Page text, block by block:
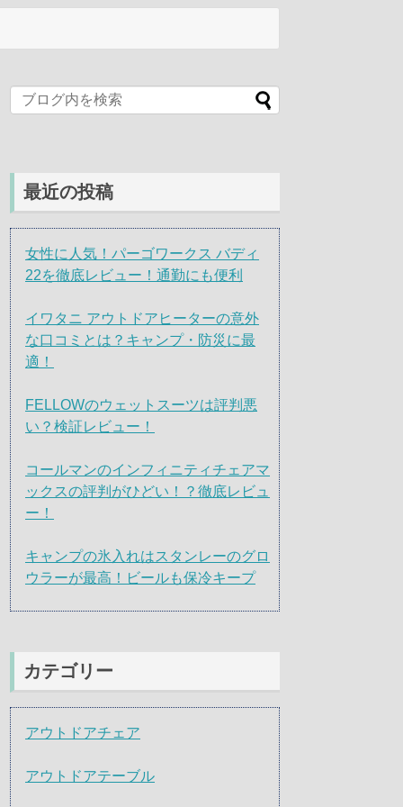
最近の投稿
女性に人気！パーゴワークス バディ
22を徹底レビュー！通勤にも便利
イワタニ アウトドアヒーターの意外
な口コミとは？キャンプ・防災に最
適！
FELLOWのウェットスーツは評判悪
い？検証レビュー！
コールマンのインフィニティチェアマ
ックスの評判がひどい！？徹底レビュ
ー！
キャンプの氷入れはスタンレーのグロ
ウラーが最高！ビールも保冷キープ
カテゴリー
アウトドアチェア
アウトドアテーブル